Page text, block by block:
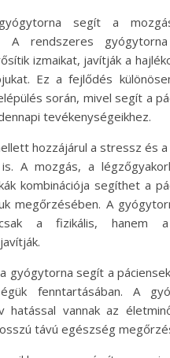
segít a
A rendszeres
izmaikat, javítják a
Ez a fejlődés
során, mivel segít a
tevékenységeikhez.
hozzájárul a stressz és
is. A mozgás, a
kombinációja segíthet a
megőrzésében. A
a fizikális, hanem
gyógytorna segít a
fenntartásában. A
hatással vannak az
távú egészség